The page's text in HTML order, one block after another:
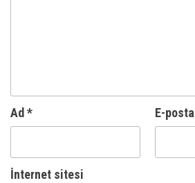
Ad * E-posta
İnternet sitesi